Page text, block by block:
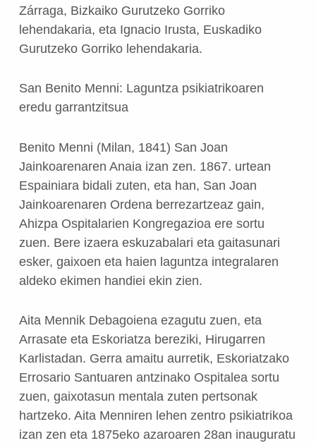
Zárraga, Bizkaiko Gurutzeko Gorriko
lehendakaria, eta Ignacio Irusta, Euskadiko
Gurutzeko Gorriko lehendakaria.
San Benito Menni: Laguntza psikiatrikoaren
eredu garrantzitsua
Benito Menni (Milan, 1841) San Joan
Jainkoarenaren Anaia izan zen. 1867. urtean
Espainiara bidali zuten, eta han, San Joan
Jainkoarenaren Ordena berrezartzeaz gain,
Ahizpa Ospitalarien Kongregazioa ere sortu
zuen. Bere izaera eskuzabalari eta gaitasunari
esker, gaixoen eta haien laguntza integralaren
aldeko ekimen handiei ekin zien.
Aita Mennik Debagoiena ezagutu zuen, eta
Arrasate eta Eskoriatza bereziki, Hirugarren
Karlistadan. Gerra amaitu aurretik, Eskoriatzako
Errosario Santuaren antzinako Ospitalea sortu
zuen, gaixotasun mentala zuten pertsonak
hartzeko. Aita Menniren lehen zentro psikiatrikoa
izan zen eta 1875eko azaroaren 28an inauguratu